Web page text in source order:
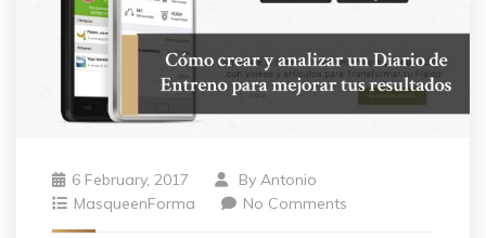
6 February, 2017 By Antonio
MasqueenForma
No Comments